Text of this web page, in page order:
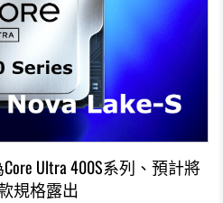
Core Ultra 400S系列、預計將
規格露出